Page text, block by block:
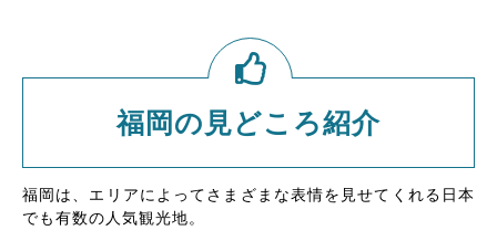
福岡の見どころ紹介
福岡は、エリアによってさまざまな表情を見せてくれる日本
でも有数の人気観光地。